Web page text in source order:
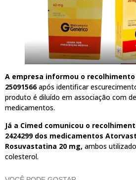
A empresa informou o
25091566após identificar
produto é diluído em associação com
medicamentos.
Já a Cimed comunicou o
2424299 dos medicamentos
Rosuvastatina 20 mg, ambos
colesterol.